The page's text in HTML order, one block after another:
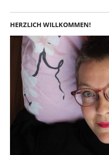
HERZLICH WILLKOMMEN!